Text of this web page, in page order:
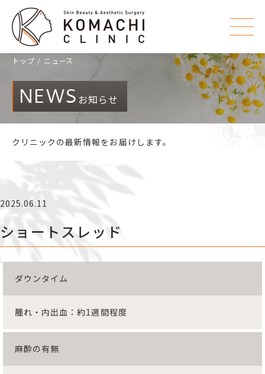
トップ ニュース
NEWS お知らせ
クリニックの最新情報をお届けします。
2025.06.11
ショートスレッド
ダウンタイム
腫れ・内出血：約1週間程度
麻酔の有無